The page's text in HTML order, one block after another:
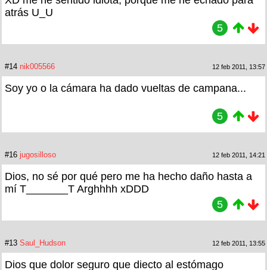
atrás U_U
5
#14 nik005566 12 feb 2011, 13:57
Soy yo o la cámara ha dado vueltas de campana...
5
#16 jugosilloso 12 feb 2011, 14:21
Dios, no sé por qué pero me ha hecho daño hasta a
mí T_______T Arghhhh xDDD
5
#13 Saul_Hudson 12 feb 2011, 13:55
Dios que dolor seguro que diecto al estómago